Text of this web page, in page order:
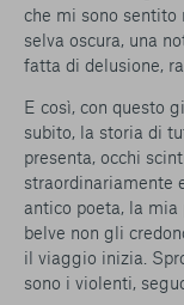
che mi sono
selva oscura, una
fatta di delusione,
E così, con questo
subito, la storia di
presenta, occhi
straordinariamente
antico poeta, la mia
belve non gli
il viaggio inizia.
sono i violenti,